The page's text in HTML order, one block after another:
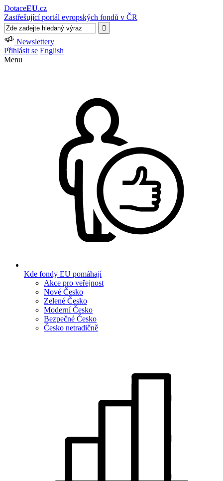
DotaceEU.cz
Zastřešující portál evropských fondů v ČR
Newslettery
Přihlásit se English
Menu
Kde fondy EU pomáhají
Akce pro veřejnost
Nové Česko
Zelené Česko
Moderní Česko
Bezpečné Česko
Česko netradičně